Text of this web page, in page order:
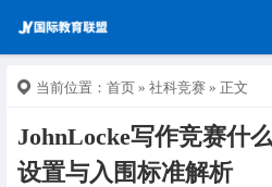
当前位置： 首页 » 社科竞赛 » 正文
JohnLocke写作竞赛什
设置与入围标准解析